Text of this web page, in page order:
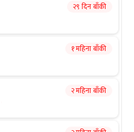
२९ दिन बाँकी
१ महिना बाँकी
२ महिना बाँकी